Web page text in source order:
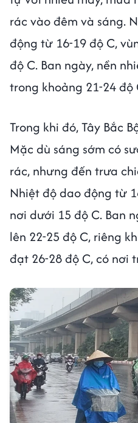
rác vào đêm và sáng.
động từ 16-19 độ C,
độ C. Ban ngày, nền
trong khoảng 21-24 độ
Trong khi đó, Tây Bắc
Mặc dù sáng sớm có
rác, nhưng đến trưa
Nhiệt độ dao động từ
nơi dưới 15 độ C. Ban
lên 22-25 độ C, riêng
đạt 26-28 độ C, có nơi